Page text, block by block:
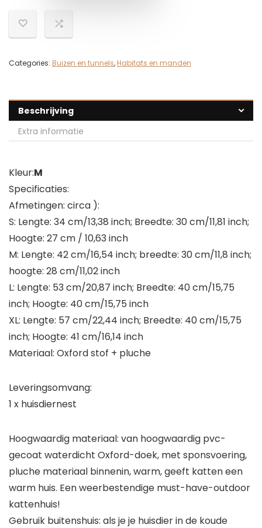
Categories: Buizen en tunnels, Habitats en manden
Beschrijving
Extra informatie
Kleur:M
Specificaties:
Afmetingen: circa ):
S: Lengte: 34 cm/13,38 inch; Breedte: 30 cm/11,81 inch;
Hoogte: 27 cm / 10,63 inch
M: Lengte: 42 cm/16,54 inch; breedte: 30 cm/11,8 inch;
hoogte: 28 cm/11,02 inch
L: Lengte: 53 cm/20,87 inch; Breedte: 40 cm/15,75
inch; Hoogte: 40 cm/15,75 inch
XL: Lengte: 57 cm/22,44 inch; Breedte: 40 cm/15,75
inch; Hoogte: 41 cm/16,14 inch
Materiaal: Oxford stof + pluche
Leveringsomvang:
1 x huisdiernest
Hoogwaardig materiaal: van hoogwaardig pvc-
gecoat waterdicht Oxford-doek, met sponsvoering,
pluche materiaal binnenin, warm, geeft katten een
warm huis. Een weerbestendige must-have-outdoor
kattenhuis!
Gebruik buitenshuis: als je je huisdier in de koude